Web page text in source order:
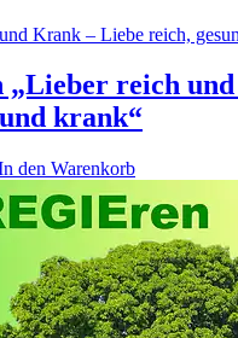
„Lieber reich und
krank“
den Warenkorb